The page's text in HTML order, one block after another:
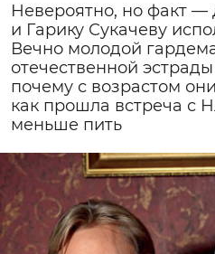
Невероятно, но факт
и Гарику Сукачеву
Вечно молодой
отечественной
почему с возрастом
как прошла встреча с
меньше пить